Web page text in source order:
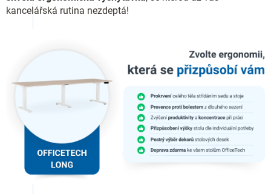
kancelářská rutina nezdeptá!